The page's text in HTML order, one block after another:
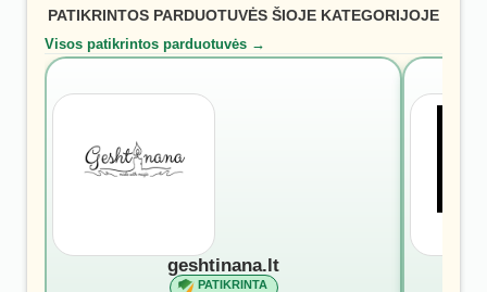
PATIKRINTOS PARDUOTUVĖS ŠIOJE KATEGORIJOJE
Visos patikrintos parduotuvės →
geshtinana.lt
PATIKRINTA